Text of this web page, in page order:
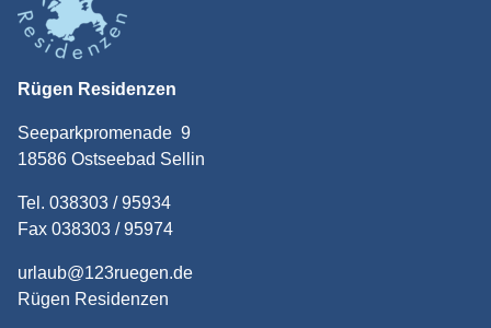
Rügen Residenzen
Seeparkpromenade 9
18586 Ostseebad Sellin
Tel. 038303 / 95934
Fax 038303 / 95974
urlaub@123ruegen.de
Rügen Residenzen